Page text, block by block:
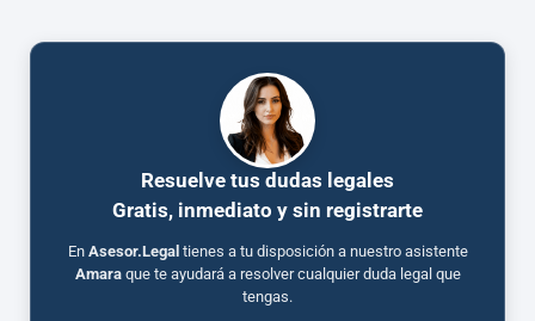
Resuelve tus dudas legales
Gratis, inmediato y sin registrarte
En Asesor.Legal tienes a tu disposición a nuestro asistente
Amaraque te ayudará a resolver cualquier duda legal que
tengas.